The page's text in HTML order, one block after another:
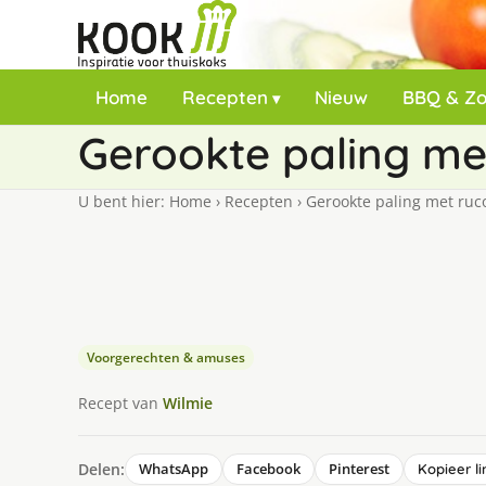
Home Recepten Nieuw BBQ &
Gerookte paling
U bent hier: Home › Recepten › Gerookte paling met
Voorgerechten & amuses
Recept van Wilmie
Delen: WhatsApp Facebook Pinterest Kopieer